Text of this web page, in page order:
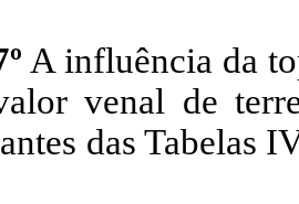
A influência da
venal de
das Tabelas